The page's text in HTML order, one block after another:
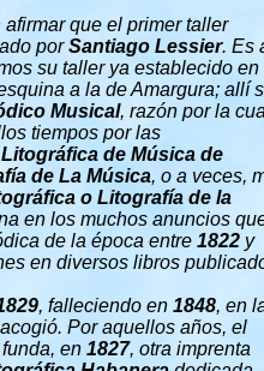
que el primer taller
porSantiago Lessier. Es
su taller ya establecido en
a la de Amargura; allí
Musical, razón por la
tiempos por las
de Música de
de La Música, o a veces,
o Litografía de la
en los muchos anuncios
de la época entre 1822 y
en diversos libros
, falleciendo en 1848, en
Por aquellos años, el
funda, en 1827, otra imprenta